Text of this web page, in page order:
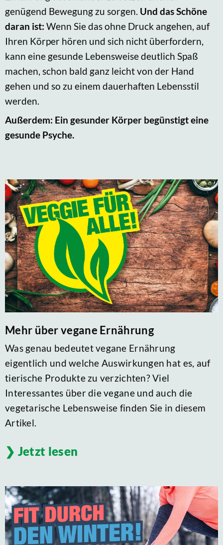
genügend Bewegung zu sorgen. Und das Schöne
daran ist: Wenn Sie das ohne Druck angehen, auf
Ihren Körper hören und sich nicht überfordern,
kann eine gesunde Lebensweise deutlich Spaß
machen, schon bald ganz leicht von der Hand
gehen und so zu einem dauerhaften Lebensstil
werden.
Außerdem: Ein gesunder Körper begünstigt eine
gesunde Psyche.
Mehr über vegane Ernährung
Was genau bedeutet vegane Ernährung
eigentlich und welche Auswirkungen hat es, auf
tierische Produkte zu verzichten? Viel
Interessantes über die vegane und auch die
vegetarische Lebensweise finden Sie in diesem
Artikel.
Jetzt lesen